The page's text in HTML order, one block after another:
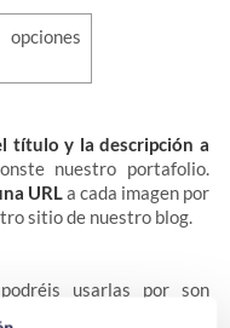
título y la descripción a
nuestro portafolio.
URLa cada imagen por
sitio de nuestro blog.
usarlas por son